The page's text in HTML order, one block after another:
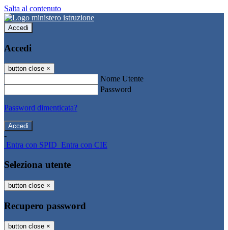
Salta al contenuto
Accedi
Accedi
button close ×
Nome Utente
Password
Password dimenticata?
-
Entra con SPID Entra con CIE
Seleziona utente
button close ×
Recupero password
button close ×